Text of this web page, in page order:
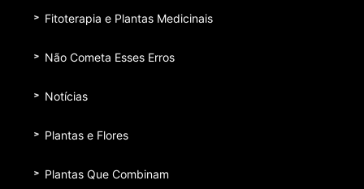
Fitoterapia e Plantas Medicinais
Não Cometa Esses Erros
Notícias
Plantas e Flores
Plantas Que Combinam